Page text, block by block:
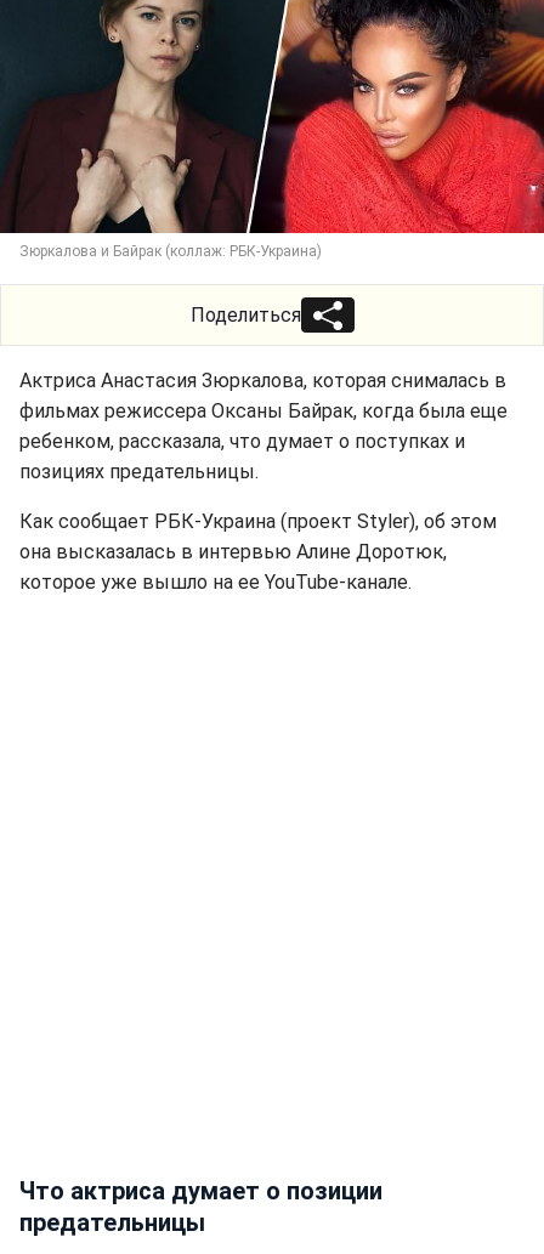
Зюркалова и Байрак (коллаж: РБК-Украина)
Поделиться
Актриса Анастасия Зюркалова, которая снималась в
фильмах режиссера Оксаны Байрак, когда была еще
ребенком, рассказала, что думает о поступках и
позициях предательницы.
Как сообщает РБК-Украина (проект Styler), об этом
она высказалась в интервью Алине Доротюк,
которое уже вышло на ее YouTube-канале.
Что актриса думает о позиции
предательницы